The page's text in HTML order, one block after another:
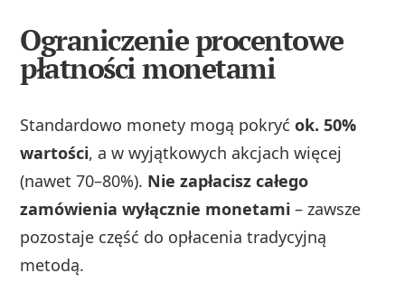
Ograniczenie procentowe
płatności monetami
Standardowo monety mogą pokryćok. 50%
wartości, a w wyjątkowych akcjach więcej
(nawet 70–80%). Nie zapłacisz całego
zamówienia wyłącznie monetami – zawsze
pozostaje część do opłacenia tradycyjną
metodą.